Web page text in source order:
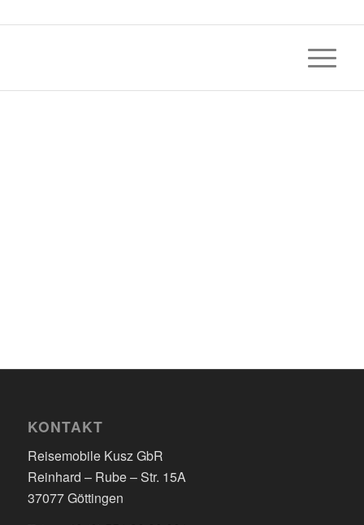
KONTAKT
Reisemobile Kusz GbR
Reinhard – Rube – Str. 15A
37077 Göttingen